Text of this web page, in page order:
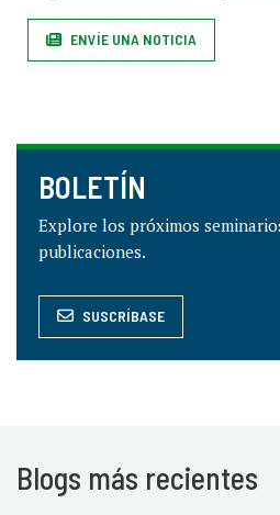
ENVÍE UNA NOTICIA
BOLETÍN
Explore los próximos
publicaciones.
SUSCRÍBASE
Blogs más recientes